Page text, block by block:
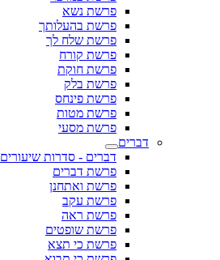
פרשת נשא
פרשת בהעלותך
פרשת שלח לך
פרשת קורח
פרשת חוקת
פרשת בלק
פרשת פינחס
פרשת מטות
פרשת מסעי
דברים
דברים - סדרות שיעורים
פרשת דברים
פרשת ואתחנן
פרשת עקב
פרשת ראה
פרשת שופטים
פרשת כי תצא